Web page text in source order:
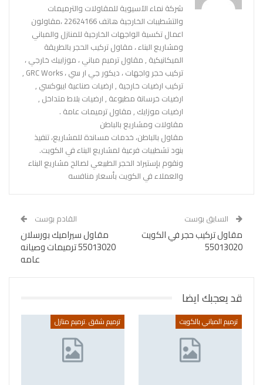
شركة نماء الآسيوية للمقاولات والترميمات
والتشطيبات الخارجية هاتف 22624166 ،مقاولون
اعمال تكسية الواجهات الخارجية للمنازل والمباني
ومشاريع البناء ، مقاول تركيب الحجر بالطريقة
الميكانيكية , مقاول ترميم مباني ، موزاييك خارجي ،
تركيب حجر واجهات ، ديكور جي ار سي ، GRC Works ,
تركيب ارضيات خارجية , ارضيات صناعية ايبوكسي ,
ارضيات خرسانة مطبوعة , ارضيات بلاط متداخل ,
ارضيات موزايك , مقاول ترميمات عامة .
مقاولات ومشاريع بالباطن
مقاول بالباطن، خدمات مساندة للمشاريع، تنفيذ
بنود تشطيبات فرعية لمشاريع البناء في الكويت.
ونقوم بإستيراد الحجر الطبيعي لصالح مشاريع البناء
والعملاء في الكويت بأسعار منافسه
السابق بوست
مقاول تركيب حجر في الكويت
55013020
القادم بوست
مقاول سيراميك بورسلان
55013020 ترميمات وصيانه
عامه
قد يعجبك ايضا
ترميم المباني بالكويت ترميم شقق .ترميم منازل